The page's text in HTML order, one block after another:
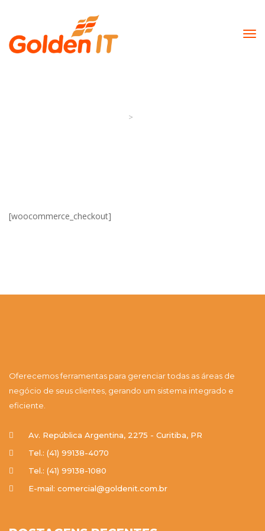
>
[woocommerce_checkout]
Oferecemos ferramentas para gerenciar todas as áreas de
negócio de seus clientes, gerando um sistema integrado e
eficiente.
Av. República Argentina, 2275 - Curitiba, PR
Tel.: (41) 99138-4070
Tel.: (41) 99138-1080
E-mail: comercial@goldenit.com.br